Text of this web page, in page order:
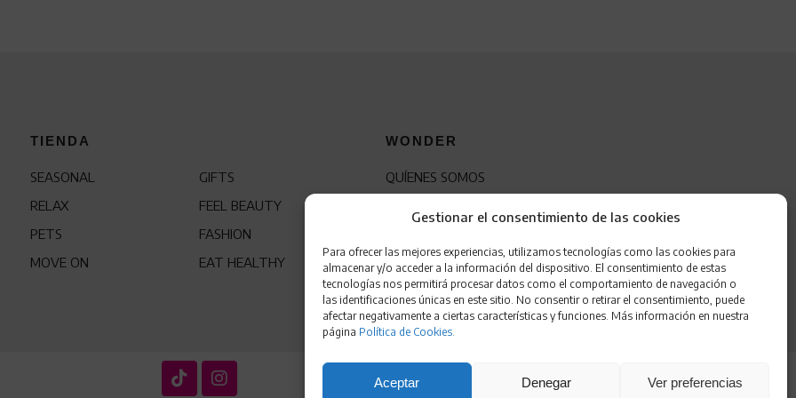
Gestionar el consentimiento de las cookies
Para ofrecer las mejores experiencias, utilizamos tecnologías como las cookies para
almacenar y/o acceder a la información del dispositivo. El consentimiento de estas
tecnologías nos permitirá procesar datos como el comportamiento de navegación o
las identificaciones únicas en este sitio. No consentir o retirar el consentimiento, puede
afectar negativamente a ciertas características y funciones. Más información en nuestra
página Política de Cookies.
Aceptar Denegar Ver preferencias
TIENDA
SEASONAL
RELAX
PETS
MOVE ON
GIFTS
FEEL BEAUTY
FASHION
EAT HEALTHY
WONDER
QUÍENES SOMOS